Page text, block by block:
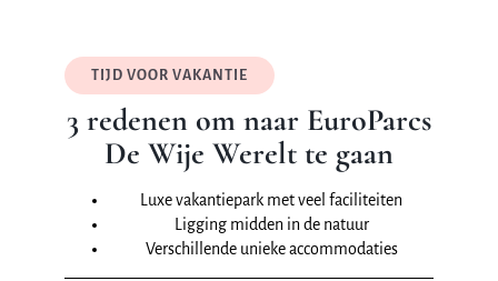
TIJD VOOR VAKANTIE
3 redenen om naar EuroParcs
De Wije Werelt te gaan
Luxe vakantiepark met veel faciliteiten
Ligging midden in de natuur
Verschillende unieke accommodaties